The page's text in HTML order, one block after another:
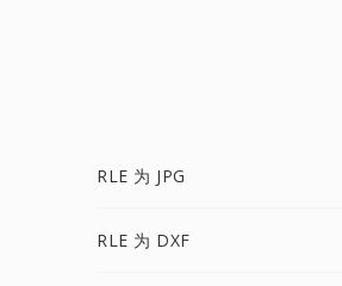
RLE 为 JPG
RLE 为 DXF